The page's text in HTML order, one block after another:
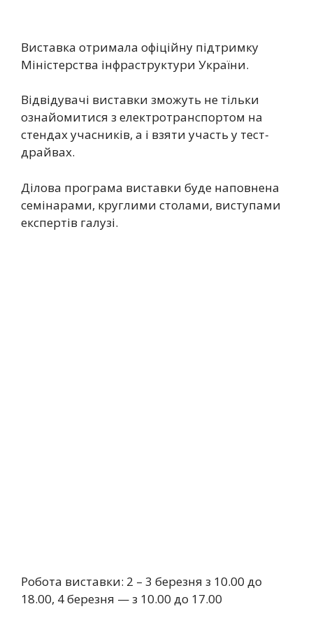
Виставка отримала офіційну підтримку
Міністерства інфраструктури України.
Відвідувачі виставки зможуть не тільки
ознайомитися з електротранспортом на
стендах учасників, а і взяти участь у тест-
драйвах.
Ділова програма виставки буде наповнена
семінарами, круглими столами, виступами
експертів галузі.
Робота виставки: 2 – 3 березня з 10.00 до
18.00, 4 березня — з 10.00 до 17.00